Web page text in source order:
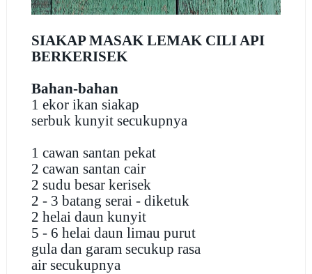
SIAKAP MASAK LEMAK CILI API
BERKERISEK
Bahan-bahan
1 ekor ikan siakap
serbuk kunyit secukupnya
1 cawan santan pekat
2 cawan santan cair
2 sudu besar kerisek
2 - 3 batang serai - diketuk
2 helai daun kunyit
5 - 6 helai daun limau purut
gula dan garam secukup rasa
air secukupnya